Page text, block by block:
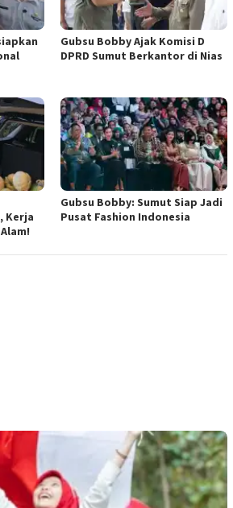
Gubsu Bobby Ajak Komisi D
DPRD Sumut Berkantor di Nias
Kerja
Gubsu Bobby: Sumut Siap Jadi
Pusat Fashion Indonesia